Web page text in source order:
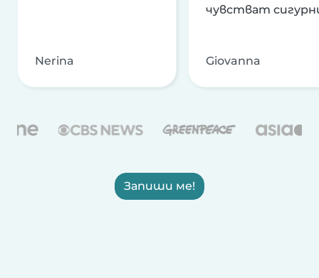
Nerina
чувстват
Giovanna
Запиши ме!